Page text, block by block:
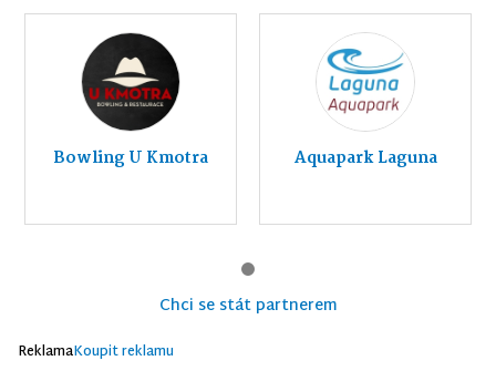
Bowling U Kmotra Aquapark Laguna
Chci se stát partnerem
ReklamaKoupit reklamu